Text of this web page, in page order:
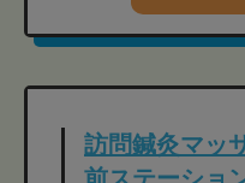
訪問鍼灸マッ